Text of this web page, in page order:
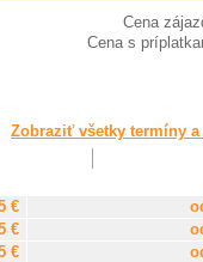
Cena
Cena s
Zobraziť všetky termíny
€
€
€